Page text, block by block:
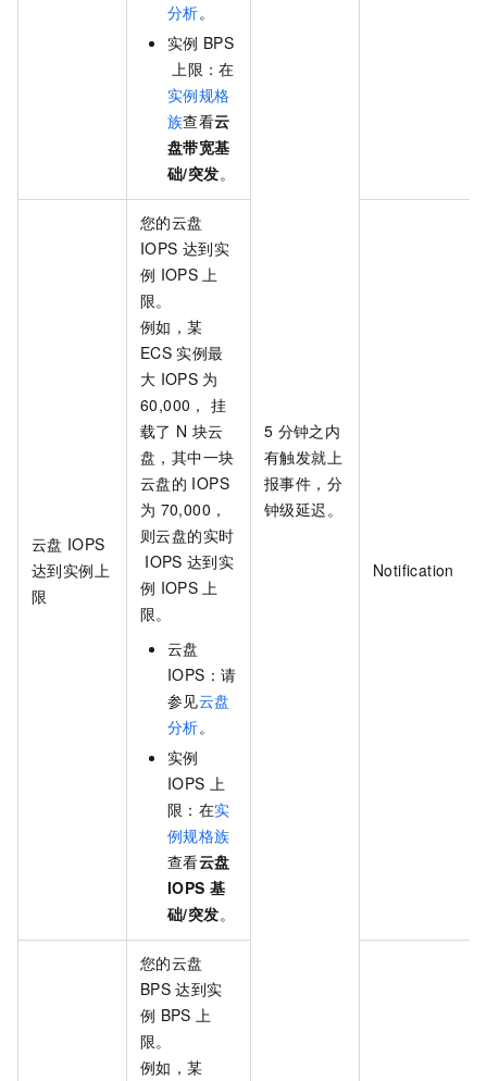
5 分钟之内
有触发就上
报事件，分
钟级延迟。
分析。
实例 BPS
上限：在
实例规格
族查看云
盘带宽基
础/突发。
云盘 IOPS
达到实例上
限
您的云盘
IOPS 达到实
例 IOPS 上
限。
例如，某
ECS 实例最
大 IOPS 为
60,000， 挂
载了 N 块云
盘，其中一块
云盘的 IOPS
为 70,000，
则云盘的实时
IOPS 达到实
例 IOPS 上
限。
云盘
IOPS：请
参见云盘
分析。
实例
IOPS 上
限：在实
例规格族
查看云盘
IOPS 基
础/突发。
Notification
您的云盘
BPS 达到实
例 BPS 上
限。
例如，某